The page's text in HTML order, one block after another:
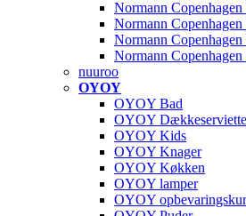
Normann
Normann
Normann
Normann Copenhagen
nuuroo
OYOY
OYOY Bad
OYOY
OYOY Kids
OYOY Knager
OYOY Køkken
OYOY lamper
OYOY